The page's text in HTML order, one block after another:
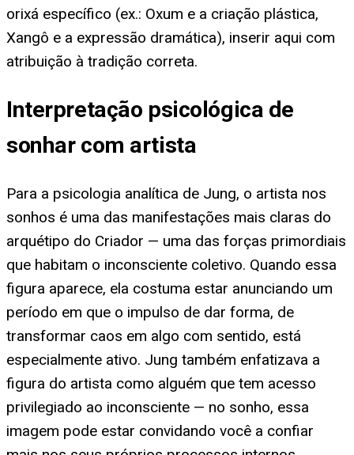
orixá específico (ex.: Oxum e a criação plástica,
Xangô e a expressão dramática), inserir aqui com
atribuição à tradição correta.
Interpretação psicológica de
sonhar com artista
Para a psicologia analítica de Jung, o artista nos
sonhos é uma das manifestações mais claras do
arquétipo do Criador — uma das forças primordiais
que habitam o inconsciente coletivo. Quando essa
figura aparece, ela costuma estar anunciando um
período em que o impulso de dar forma, de
transformar caos em algo com sentido, está
especialmente ativo. Jung também enfatizava a
figura do artista como alguém que tem acesso
privilegiado ao inconsciente — no sonho, essa
imagem pode estar convidando você a confiar